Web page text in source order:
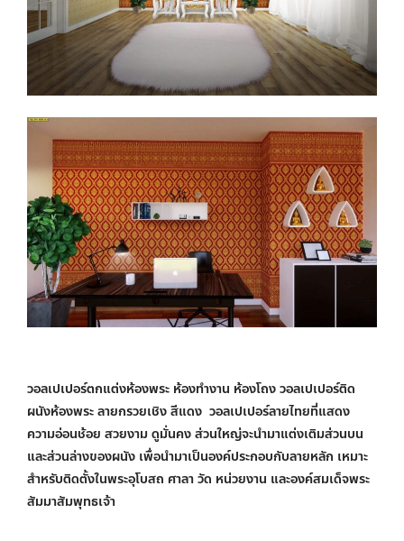
วอลเปเปอร์ตกแต่งห้องพระ ห้องทำงาน ห้องโถง วอลเปเปอร์ติด
ผนังห้องพระ ลายกรวยเชิง สีแดง วอลเปเปอร์ลายไทยที่แสดง
ความอ่อนช้อย สวยงาม ดูมั่นคง ส่วนใหญ่จะนำมาแต่งเติมส่วนบน
และส่วนล่างของผนัง เพื่อนำมาเป็นองค์ประกอบกับลายหลัก เหมาะ
สำหรับติดตั้งในพระอุโบสถ ศาลา วัด หน่วยงาน และองค์สมเด็จพระ
สัมมาสัมพุทธเจ้า